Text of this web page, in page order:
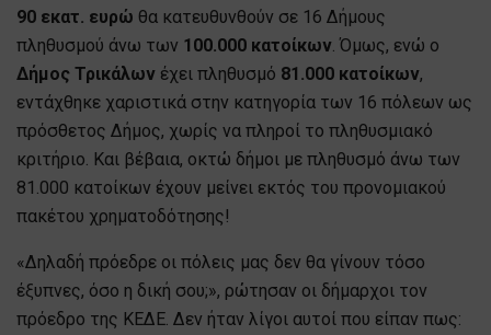
90 εκατ. ευρώ θα κατευθυνθούν σε 16 Δήμους
πληθυσμού άνω των 100.000 κατοίκων . Όμως, ενώ ο
Δήμος Τρικάλων έχει πληθυσμό 81.000 κατοίκων,
εντάχθηκε χαριστικά στην κατηγορία των 16 πόλεων ως
πρόσθετος Δήμος, χωρίς να πληροί το πληθυσμιακό
κριτήριο. Και βέβαια, οκτώ δήμοι με πληθυσμό άνω των
81.000 κατοίκων έχουν μείνει εκτός του προνομιακού
πακέτου χρηματοδότησης!
«Δηλαδή πρόεδρε οι πόλεις μας δεν θα γίνουν τόσο
έξυπνες, όσο η δική σου;», ρώτησαν οι δήμαρχοι τον
πρόεδρο της ΚΕΔΕ. Δεν ήταν λίγοι αυτοί που είπαν πως: